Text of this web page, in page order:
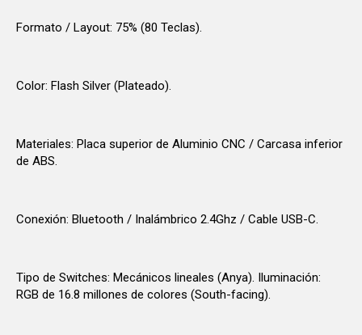
Formato / Layout: 75% (80 Teclas).
Color: Flash Silver (Plateado).
Materiales: Placa superior de Aluminio CNC / Carcasa inferior
de ABS.
Conexión: Bluetooth / Inalámbrico 2.4Ghz / Cable USB-C.
Tipo de Switches: Mecánicos lineales (Anya). Iluminación:
RGB de 16.8 millones de colores (South-facing).